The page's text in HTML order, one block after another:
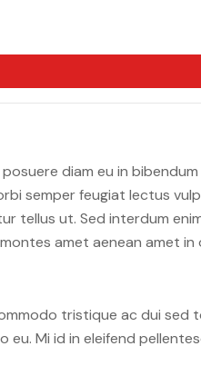
diam eu in
semper feugiat lectus
tellus ut. Sed interdum
amet aenean amet in
tristique ac dui sed
Mi id in eleifend